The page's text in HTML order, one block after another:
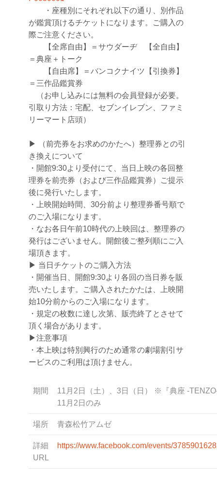
・座種別にそれぞれ以下の通り、別作品
が鑑賞頂けるチケットになります。ご購入の
際ご注意ください。
【全席自由】＝サウダーヂ 【全自由】
＝典座＋トーク
【自由席】＝バンコクナイツ【引換券】
＝三作品鑑賞券
（お申し込みには無料の会員登録が必要。
引取り方法：宅配、セブンイレブン、ファミ
リーマート店頭）
▶︎ （前売券をお求めのかたへ）整理券との引
き換えについて
・開館9:30より受付にて、当日上映の各回整
理券を前売券（および三作品鑑賞券）ご提示
後に発行いたします。
・上映開始時間、30分前より整理券番号順で
のご入場になります。
・なお各日午前10時代の上映回は、整理券の
発行はございません。開館後ご整列順にご入
場頂きます。
▶︎ 当日チケットのご購入方法
・開催当日、開館9:30より各回の当日券を販
売いたします。ご購入されたかたは、上映開
始10分前からのご入場になります。
・規定の枚数に達し次第、販売終了とさせて
頂く場合があります。
▶︎注意事項
・本上映は特別興行のため通常の劇場割引サ
ービスのご利用は頂けません。
期間
11月2日（土）、3日（日） ※『典座 -
11月2日のみ
場所 青森松竹アムゼ
詳細
URL
https://www.facebook.com/events/